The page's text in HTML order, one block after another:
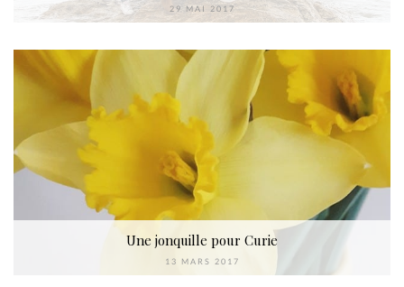
29 MAI 2017
Une jonquille pour Curie
13 MARS 2017